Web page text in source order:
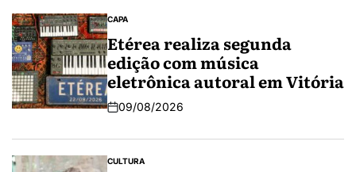
CAPA
Etérea realiza segunda
edição com música
eletrônica autoral em Vitória
09/08/2026
CULTURA